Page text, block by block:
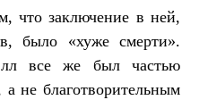
что заключение в ней,
было «хуже смерти».
все же был частью
не благотворительным